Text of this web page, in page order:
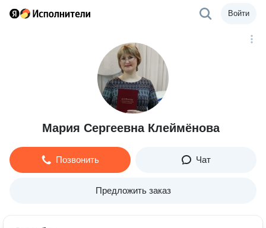
Войти
Мария Сергеевна Клеймёнова
Позвонить Чат
Предложить заказ